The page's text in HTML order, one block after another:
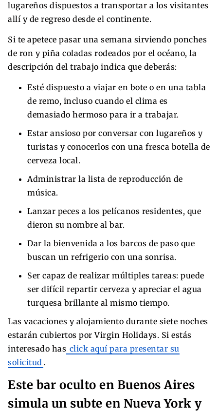
lugareños dispuestos a transportar a los visitantes
allí y de regreso desde el continente.
Si te apetece pasar una semana sirviendo ponches
de ron y piña coladas rodeados por el océano, la
descripción del trabajo indica que deberás:
Esté dispuesto a viajar en bote o en una tabla
de remo, incluso cuando el clima es
demasiado hermoso para ir a trabajar.
Estar ansioso por conversar con lugareños y
turistas y conocerlos con una fresca botella de
cerveza local.
Administrar la lista de reproducción de
música.
Lanzar peces a los pelícanos residentes, que
dieron su nombre al bar.
Dar la bienvenida a los barcos de paso que
buscan un refrigerio con una sonrisa.
Ser capaz de realizar múltiples tareas: puede
ser difícil repartir cerveza y apreciar el agua
turquesa brillante al mismo tiempo.
Las vacaciones y alojamiento durante siete noches
estarán cubiertos por Virgin Holidays. Si estás
interesado has click aquí para presentar su
solicitud .
Este bar oculto en Buenos Aires
simula un subte en Nueva York y